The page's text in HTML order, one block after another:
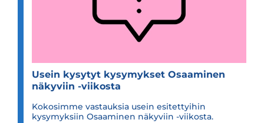
Usein kysy­tyt kysy­myk­set Osaa­mi­nen
näky­viin -​​​​viikosta
Kokosimme vastauksia usein esitettyihin
kysymyksiin Osaaminen näkyviin -viikosta.